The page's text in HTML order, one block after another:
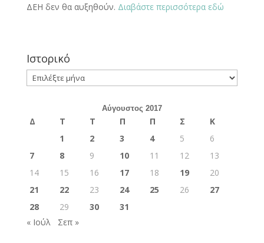
ΔΕΗ δεν θα αυξηθούν. Διαβάστε περισσότερα εδώ
Ιστορικό
Ιστορικό
Αύγουστος 2017
Δ Τ Τ Π Π Σ
Κ
1
2 3 4 5
6
7
8 9 10 11 12
13
14
15 16 17 18 19
20
21
22 23 24 25 26
27
28
29 30
31
« Ιούλ
Σεπ »